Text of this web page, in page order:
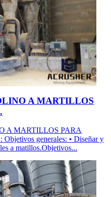
A MARTILLOS
A MARTILLOS PARA
generales: • Diseñar y
a matillos.Objetivos...